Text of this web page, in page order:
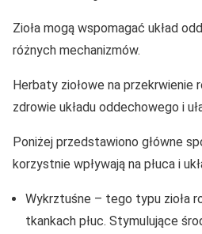
Zioła mogą wspomagać układ
różnych mechanizmów.
Herbaty ziołowe na przekrwienie
zdrowie układu oddechowego i
Poniżej przedstawiono główne
korzystnie wpływają na płuca i
Wykrztuśne – tego typu zioła
tkankach płuc. Stymulujące